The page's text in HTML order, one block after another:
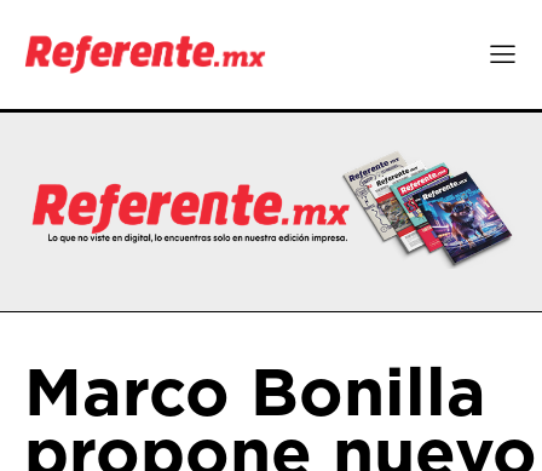
Marco Bonilla
propone nuevo